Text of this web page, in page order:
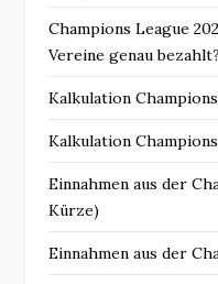
Champions League
Vereine genau bezahlt?
Kalkulation
Kalkulation
Einnahmen aus der
Kürze)
Einnahmen aus der